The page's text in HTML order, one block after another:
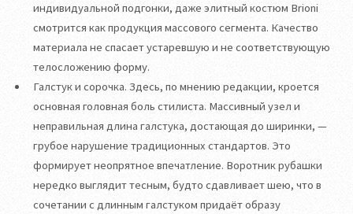
индивидуальной подгонки, даже элитный костюм Brioni
смотрится как продукция массового сегмента. Качество
материала не спасает устаревшую и не соответствующую
телосложению форму.
Галстук и сорочка. Здесь, по мнению редакции, кроется
основная головная боль стилиста. Массивный узел и
неправильная длина галстука, достающая до ширинки, —
грубое нарушение традиционных стандартов. Это
формирует неопрятное впечатление. Воротник рубашки
нередко выглядит тесным, будто сдавливает шею, что в
сочетании с длинным галстуком придаёт образу